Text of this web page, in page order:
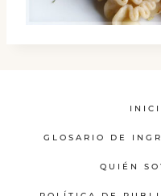
GLOSARIO DE
QUIÉN